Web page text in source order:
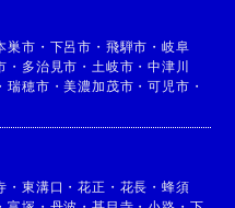
巣市 ・ 下呂市 ・ 飛騨市 ・ 岐阜
・ 多治見市 ・ 土岐市 ・中津川
・瑞穂市 ・美濃加茂市 ・可児市 ・
・ 東溝口 ・花正 ・ 花長 ・ 蜂須